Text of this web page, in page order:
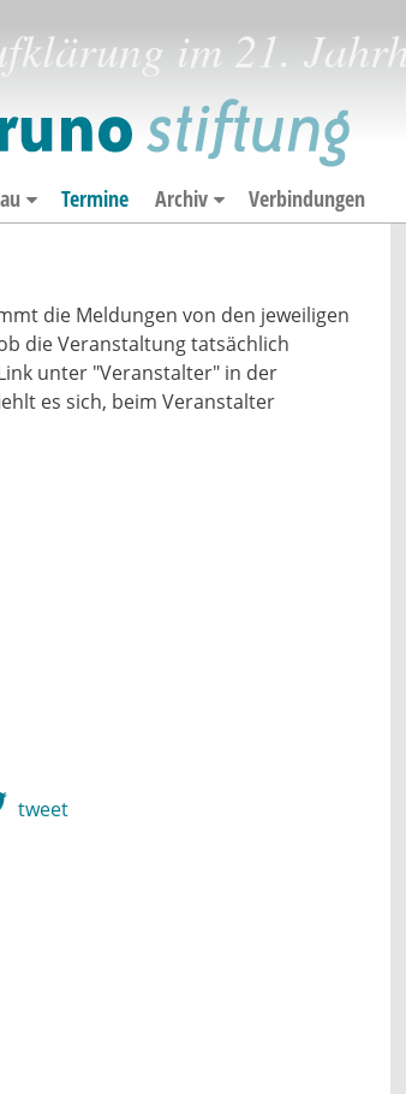
im 21.
Termine Archiv Verbindungen
die Meldungen von den jeweiligen
die Veranstaltung tatsächlich
unter "Veranstalter" in der
es sich, beim Veranstalter
tweet